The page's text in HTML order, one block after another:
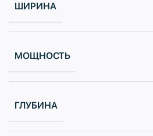
ШИРИНА
МОЩНОСТЬ
ГЛУБИНА